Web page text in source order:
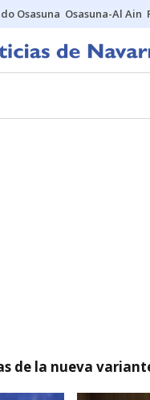
Osasuna Osasuna-Al Ain
de la nueva